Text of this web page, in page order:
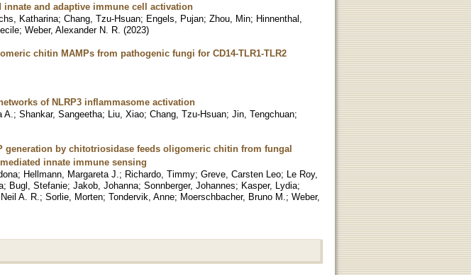
and adaptive immune cell activation
Katharina; Chang, Tzu-Hsuan; Engels, Pujan; Zhou, Min; Hinnenthal,
; Weber, Alexander N. R. (2023)
chitin MAMPs from pathogenic fungi for CD14-TLR1-TLR2
of NLRP3 inflammasome activation
A. ; Shankar, Sangeetha; Liu, Xiao; Chang, Tzu-Hsuan; Jin, Tengchuan;
generation by chitotriosidase feeds oligomeric chitin from fungal
innate immune sensing
; Hellmann, Margareta J. ; Richardo, Timmy; Greve, Carsten Leo; Le Roy,
; Bugl, Stefanie; Jakob, Johanna; Sonnberger, Johannes; Kasper, Lydia;
A. R. ; Sorlie, Morten; Tondervik, Anne; Moerschbacher, Bruno M. ; Weber,